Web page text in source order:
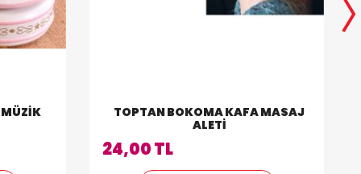
TOPTAN BOKOMA KAFA MASAJ
ALETI
24,00 TL